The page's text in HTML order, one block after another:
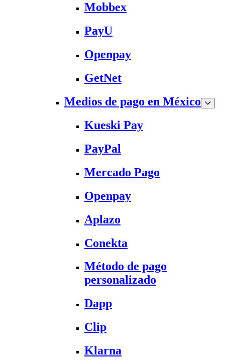
Mobbex
PayU
Openpay
GetNet
Medios de pago en México
Kueski Pay
PayPal
Mercado Pago
Openpay
Aplazo
Conekta
Método de pago
personalizado
Dapp
Clip
Klarna